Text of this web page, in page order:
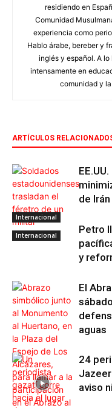
residiendo en
Comunidad
experiencia como
Hablo árabe, bereber y
inglés y español. A
intensamente en
comunidad y
ARTÍCULOS
Internacional
de Irán
Internacional
Petro
y
El
aguas
24
aviso